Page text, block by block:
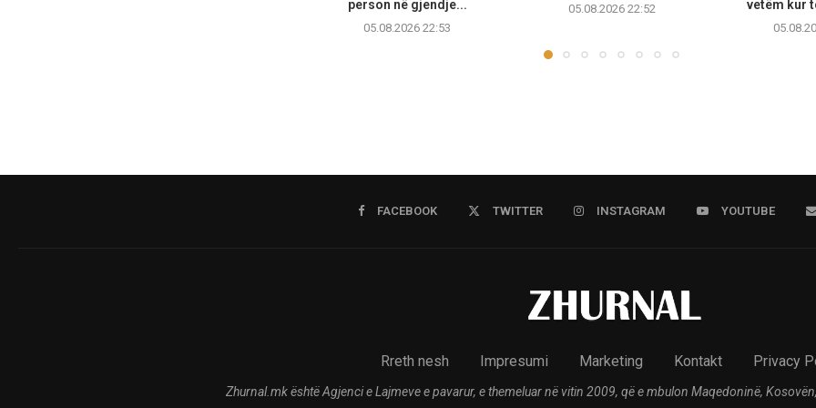
person në gjendje...
05.08.2026 22:53
05.08.2026 22:52
vetëm kur
FACEBOOK TWITTER INSTAGRAM YOUTUBE
Rreth nesh Impresumi Marketing Kontakt Privacy
Zhurnal.mk është Agjenci e Lajmeve e pavarur, e themeluar në vitin 2009, që e mbulon Maqedoninë,